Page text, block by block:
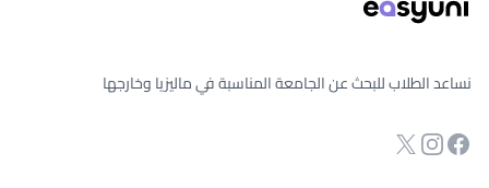
نساعد الطلاب للبحث عن الجامعة المناسبة في ماليزيا وخارجها
صفحة الفيسبوك
انستجرام
Twitter